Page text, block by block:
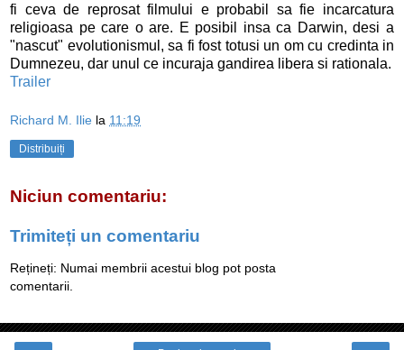
fi ceva de reprosat filmului e probabil sa fie incarcatura
religioasa pe care o are. E posibil insa ca Darwin, desi a
"nascut" evolutionismul, sa fi fost totusi un om cu credinta in
Dumnezeu, dar unul ce incuraja gandirea libera si rationala.
Trailer
Richard M. Ilie la 11:19
Distribuiți
Niciun comentariu:
Trimiteți un comentariu
Rețineți: Numai membrii acestui blog pot posta
comentarii.